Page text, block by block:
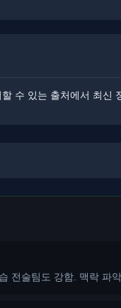
수 있는 출처에서 최신
전술팀도 강함. 맥락 파